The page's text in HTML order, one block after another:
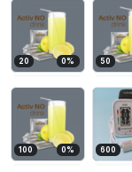
20 0% 50
100 0% 600